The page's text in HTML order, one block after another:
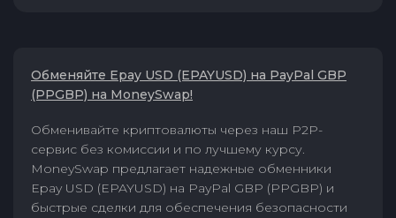
Обменяйте Epay USD (EPAYUSD) на PayPal GBP
(PPGBP) на MoneySwap!
Обменивайте криптовалюты через наш P2P-
сервис без комиссии и по лучшему курсу.
MoneySwap предлагает надежные обменники
Epay USD (EPAYUSD) на PayPal GBP (PPGBP) и
быстрые сделки для обеспечения безопасности